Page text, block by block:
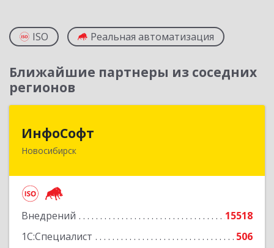
ISO Реальная автоматизация
Ближайшие партнеры из соседних
регионов
ИнфоСофт
Новосибирск
Внедрений
15518
1С:Специалист
506
630091, Новосибирская обл, Новосибирск г,